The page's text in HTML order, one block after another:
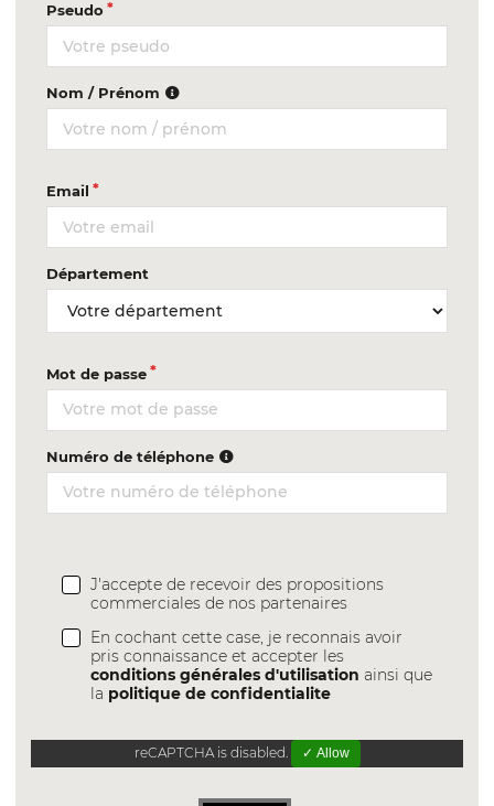
Pseudo
Nom / Prénom
Email
Département
Mot de passe
Numéro de téléphone
J'accepte de recevoir des propositions
commerciales de nos partenaires
En cochant cette case, je reconnais avoir
pris connaissance et accepter les
conditions générales d'utilisation ainsi que
la politique de confidentialite
reCAPTCHA is disabled. ✓ Allow